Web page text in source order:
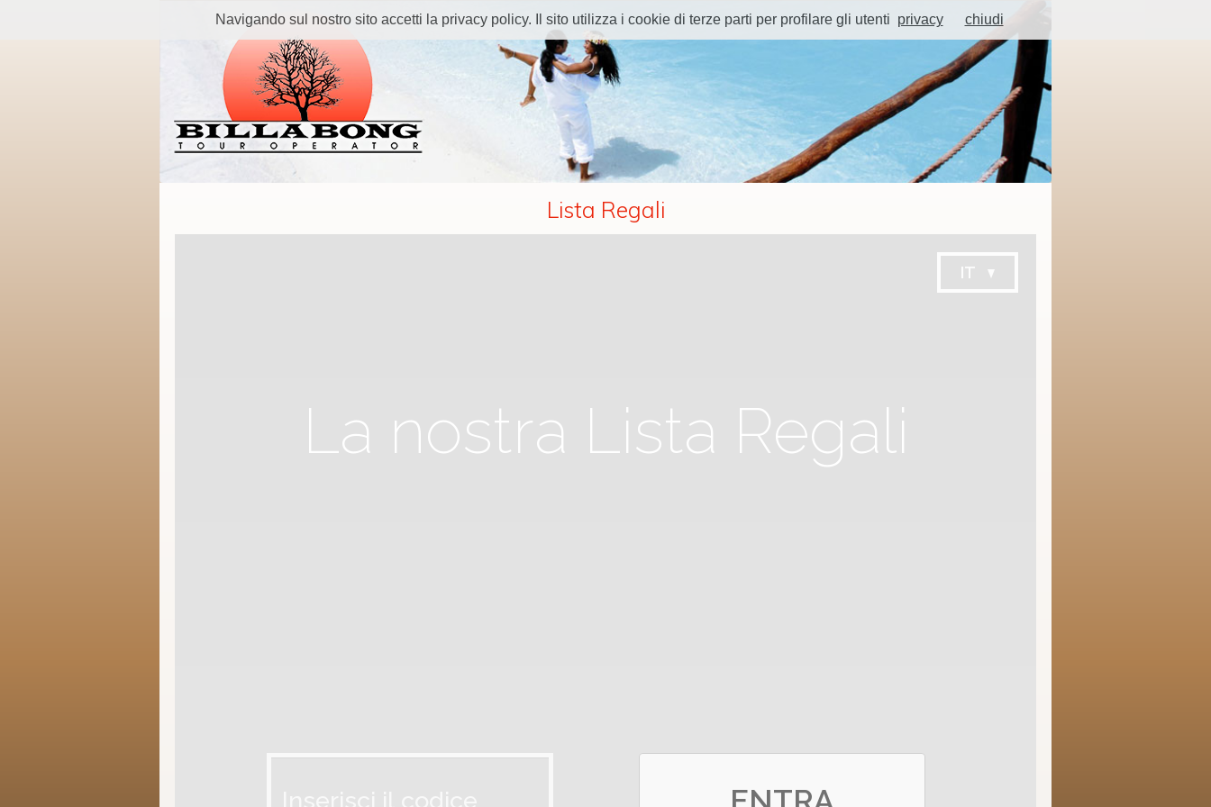
Lista Regali
Navigando sul nostro sito accetti la privacy policy. Il sito utilizza i cookie di terze parti per profilare gli utenti privacy chiudi